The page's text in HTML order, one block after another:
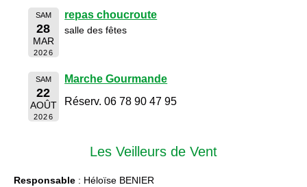
SAM
28
MAR
2026
repas choucroute
salle des fêtes
SAM
22
AOÛT
2026
Marche Gourmande
Réserv. 06 78 90 47 95
Les Veilleurs de Vent
Responsable : Héloïse BENIER